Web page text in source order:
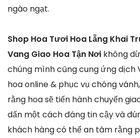
ngào ngạt.
Shop Hoa Tươi Hoa Lẵng Khai
Vang Giao Hoa Tận Nơi không
chúng mình cũng cung ứng dịch
hoa online & phục vụ chóng
rằng hoa sẽ tiến hành chuyển
dấn một cách đáng tin cậy và
khách hàng có thể an tâm rằng